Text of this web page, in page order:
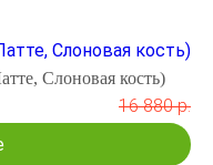
Слоновая кость)
16 880 р.